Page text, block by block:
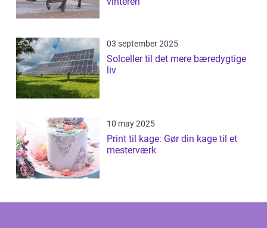
03 september 2025
Solceller til det mere bæredygtige
liv
10 may 2025
Print til kage: Gør din kage til et
mesterværk